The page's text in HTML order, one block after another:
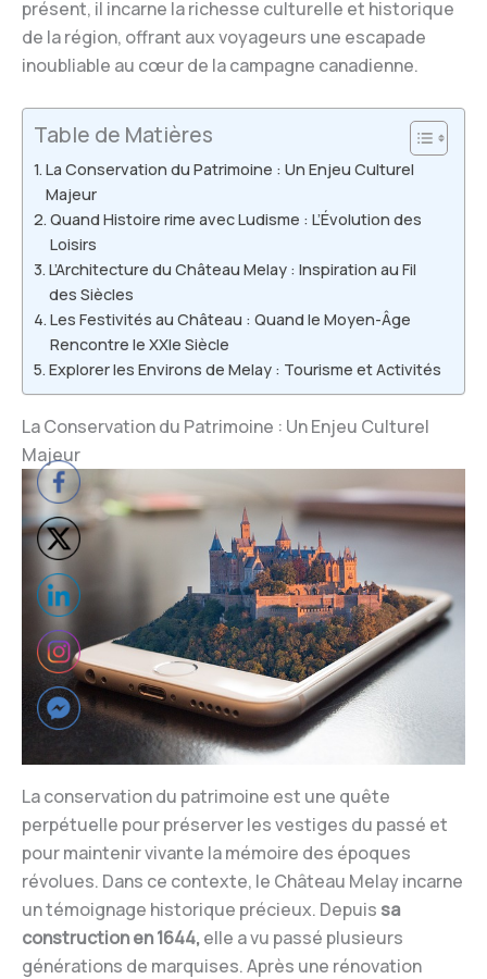
présent, il incarne la richesse culturelle et historique
de la région, offrant aux voyageurs une escapade
inoubliable au cœur de la campagne canadienne.
Table de Matières
La Conservation du Patrimoine : Un Enjeu Culturel
Majeur
Quand Histoire rime avec Ludisme : L’Évolution des
Loisirs
L’Architecture du Château Melay : Inspiration au Fil
des Siècles
Les Festivités au Château : Quand le Moyen-Âge
Rencontre le XXIe Siècle
Explorer les Environs de Melay : Tourisme et Activités
La Conservation du Patrimoine : Un Enjeu Culturel
Majeur
La conservation du patrimoine est une quête
perpétuelle pour préserver les vestiges du passé et
pour maintenir vivante la mémoire des époques
révolues. Dans ce contexte, le Château Melay incarne
un témoignage historique précieux. Depuis sa
construction en 1644, elle a vu passé plusieurs
générations de marquises. Après une rénovation